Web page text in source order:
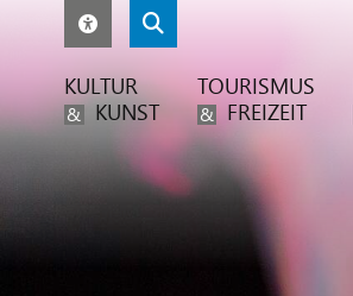
KULTUR
& KUNST
TOURISMUS
& FREIZEIT